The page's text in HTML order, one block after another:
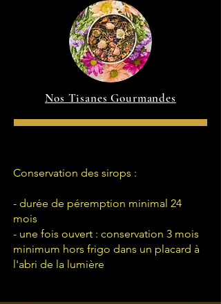
Nos Tisanes Gourmandes
Conservation des sirops :
- durée de péremption minimal 24
mois
- une fois ouvert : conservation 3 mois
minimum hors frigo dans un placard à
l'abri de la lumière